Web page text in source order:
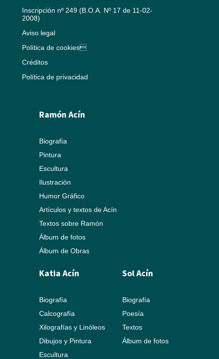
Inscripción nº 249 (B.O.A. Nº 17 de 11-02-
2008)
Aviso legal
Política de cookies
Créditos
Política de privacidad
Ramón Acín
Biografía
Pintura
Escultura
Ilustración
Humor Gráfico
Artículos y textos de Acín
Textos sobre Ramón
Álbum de fotos
Álbum de Obras
Katia Acín
Biografía
Calcografía
Xilografías y Linóleos
Dibujos y Pintura
Escultura
Sol Acín
Biografía
Poesía
Textos
Álbum de fotos